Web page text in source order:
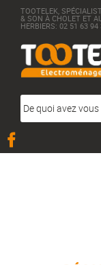
TOOTELEK,
& SON À CHOLET ET
HERBIERS: 02 51 63 94